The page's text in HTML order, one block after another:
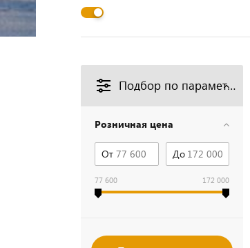
Подбор по параметрам
Розничная цена
От До
77 600 172 000